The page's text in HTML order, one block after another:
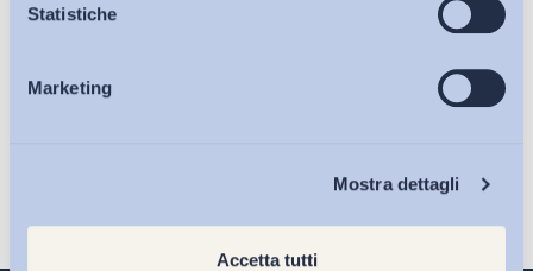
Statistiche
Marketing
Mostra dettagli
Accetta tutti
Osservatori
Eventi
Ho letto e Accetto il trattamento dei dati personali descritti